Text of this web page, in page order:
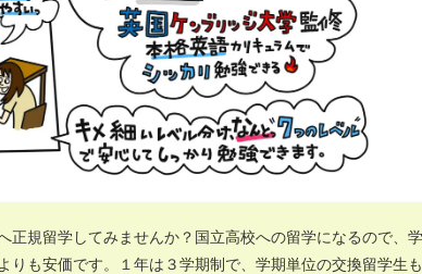
正規留学してみませんか？国立高校への留学になるので、学
りも安価です。１年は３学期制で、学期単位の交換留学生も